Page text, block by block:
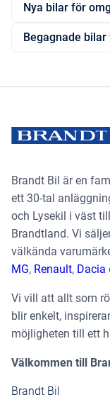
Nya bilar för
Begagnade
Brandt Bil är en
ett 30-tal
och Lysekil i väst
Brandtland. Vi
välkända
MG, Renault, Dacia
Vi vill att allt som
blir enkelt,
möjligheten till ett
Välkommen till
Brandt Bil